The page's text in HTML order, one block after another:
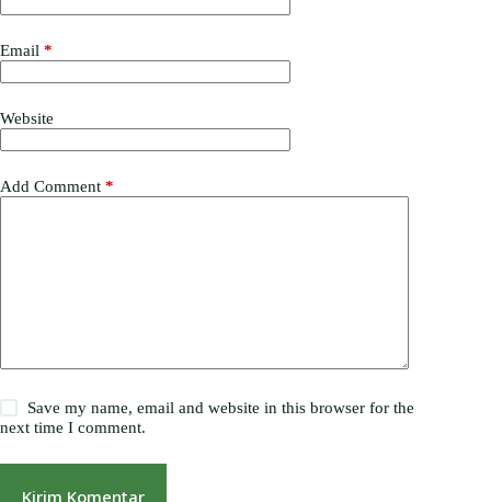
Email *
Website
Add Comment *
Save my name, email and website in this browser for the
next time I comment.
Kirim Komentar